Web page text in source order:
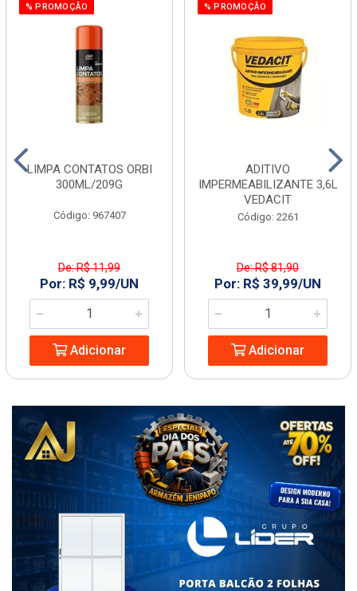
% PROMOÇÃO
LIMPA CONTATOS ORBI
300ML/209G
Código: 967407
De: R$ 11,99
Por: R$ 9,99/UN
Adicionar
% PROMOÇÃO
ADITIVO
IMPERMEABILIZANTE 3,6L
VEDACIT
Código: 2261
De: R$ 81,90
Por: R$ 39,99/UN
Adicionar